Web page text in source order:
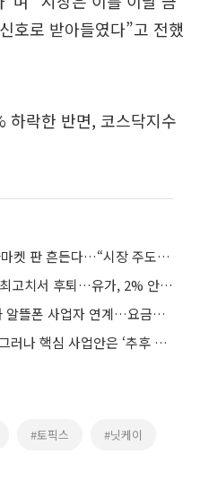
호로 받아들였다”고 전했
하락한 반면, 코스닥지수
한투·OKX 업은 코인원, 원화마켓 판 흔든다…“시장 주도권 재편” 선언
뉴욕증시, 중동 불안에 사상 최고치서 후퇴…유가, 2% 안팎 상승
LG유플, ‘모두의 보훈마켓’과 알뜰폰 사업자 연계…요금제 20~30% 할인
싸이월드, 10월 부활 예고…그러나 핵심 사업안은 ‘추후 공개’
#토픽스 #닛케이